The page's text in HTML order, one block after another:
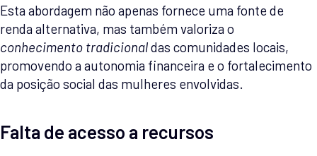
Esta abordagem não apenas fornece uma fonte de
renda alternativa, mas também valoriza o
conhecimento tradicionaldas comunidades locais,
promovendo a autonomia financeira e o fortalecimento
da posição social das mulheres envolvidas.
Falta de acesso a recursos